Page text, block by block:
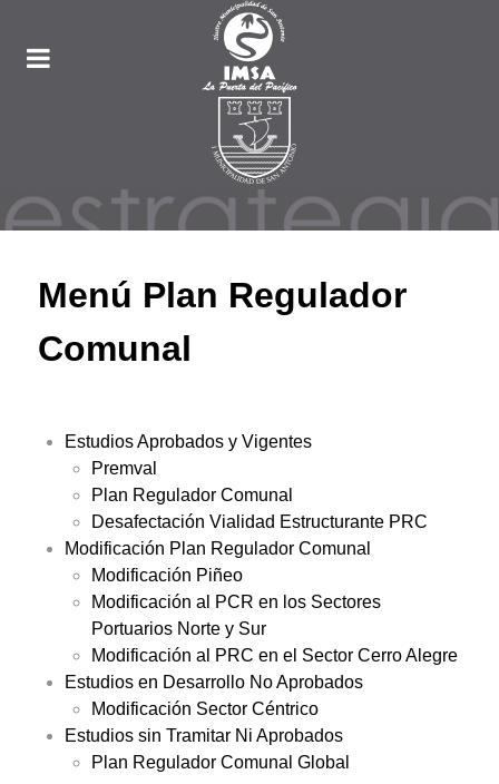
Menú Plan Regulador
Comunal
Estudios Aprobados y Vigentes
Premval
Plan Regulador Comunal
Desafectación Vialidad Estructurante PRC
Modificación Plan Regulador Comunal
Modificación Piñeo
Modificación al PCR en los Sectores
Portuarios Norte y Sur
Modificación al PRC en el Sector Cerro Alegre
Estudios en Desarrollo No Aprobados
Modificación Sector Céntrico
Estudios sin Tramitar Ni Aprobados
Plan Regulador Comunal Global